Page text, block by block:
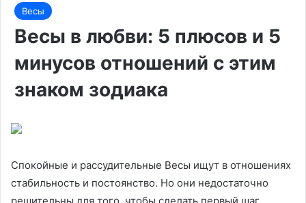
Весы
Весы в любви: 5 плюсов и 5
минусов отношений с этим
знаком зодиака
Спокойные и рассудительные Весы ищут в отношениях
стабильность и постоянство. Но они недостаточно